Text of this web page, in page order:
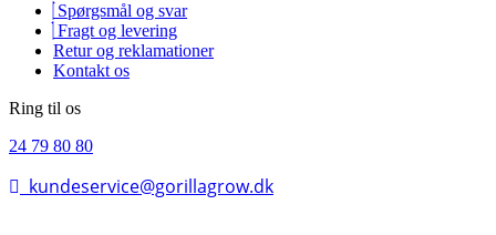
Spørgsmål og svar
Fragt og levering
Retur og reklamationer
Kontakt os
Ring til os
24 79 80 80
kundeservice@gorillagrow.dk